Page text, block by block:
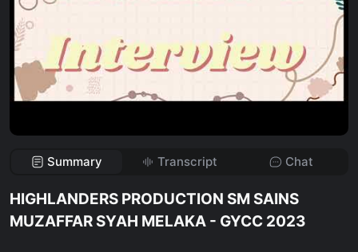
Summary Transcript Chat
HIGHLANDERS PRODUCTION SM SAINS
MUZAFFAR SYAH MELAKA - GYCC 2023